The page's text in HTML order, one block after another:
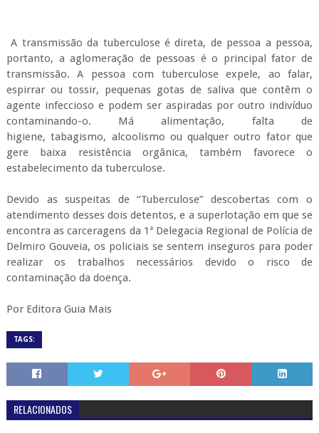
A transmissão da tuberculose é direta, de pessoa a pessoa,
portanto, a aglomeração de pessoas é o principal fator de
transmissão. A pessoa com tuberculose expele, ao falar,
espirrar ou tossir, pequenas gotas de saliva que contêm o
agente infeccioso e podem ser aspiradas por outro indivíduo
contaminando-o. Má alimentação, falta de
higiene, tabagismo, alcoolismo ou qualquer outro fator que
gere baixa resistência orgânica, também favorece o
estabelecimento da tuberculose.
Devido as suspeitas de “Tuberculose” descobertas com o
atendimento desses dois detentos, e a superlotação em que se
encontra as carceragens da 1ª Delegacia Regional de Polícia de
Delmiro Gouveia, os policiais se sentem inseguros para poder
realizar os trabalhos necessários devido o risco de
contaminação da doença.
Por Editora Guia Mais
TAGS:
RELACIONADOS